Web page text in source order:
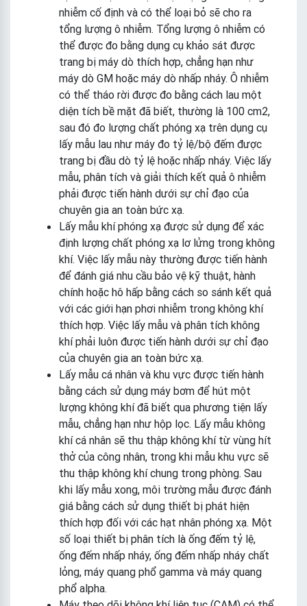
nhiễm cố định và có thể loại bỏ sẽ cho ra
tổng lượng ô nhiễm. Tổng lượng ô nhiễm có
thể được đo bằng dụng cụ khảo sát được
trang bị máy dò thích hợp, chẳng hạn như
máy dò GM hoặc máy dò nhấp nháy. Ô nhiễm
có thể tháo rời được đo bằng cách lau một
diện tích bề mặt đã biết, thường là 100 cm2,
sau đó đo lượng chất phóng xạ trên dụng cụ
lấy mẫu lau như máy đo tỷ lệ/bộ đếm được
trang bị đầu dò tỷ lệ hoặc nhấp nháy. Việc lấy
mẫu, phân tích và giải thích kết quả ô nhiễm
phải được tiến hành dưới sự chỉ đạo của
chuyên gia an toàn bức xạ.
Lấy mẫu khí phóng xạ được sử dụng để xác
định lượng chất phóng xạ lơ lửng trong không
khí. Việc lấy mẫu này thường được tiến hành
để đánh giá nhu cầu bảo vệ kỹ thuật, hành
chính hoặc hô hấp bằng cách so sánh kết quả
với các giới hạn phơi nhiễm trong không khí
thích hợp. Việc lấy mẫu và phân tích không
khí phải luôn được tiến hành dưới sự chỉ đạo
của chuyên gia an toàn bức xạ.
Lấy mẫu cá nhân và khu vực được tiến hành
bằng cách sử dụng máy bơm để hút một
lượng không khí đã biết qua phương tiện lấy
mẫu, chẳng hạn như hộp lọc. Lấy mẫu không
khí cá nhân sẽ thu thập không khí từ vùng hít
thở của công nhân, trong khi mẫu khu vực sẽ
thu thập không khí chung trong phòng. Sau
khi lấy mẫu xong, môi trường mẫu được đánh
giá bằng cách sử dụng thiết bị phát hiện
thích hợp đối với các hạt nhân phóng xạ. Một
số loại thiết bị phân tích là ống đếm tỷ lệ,
ống đếm nhấp nháy, ống đếm nhấp nháy chất
lỏng, máy quang phổ gamma và máy quang
phổ alpha.